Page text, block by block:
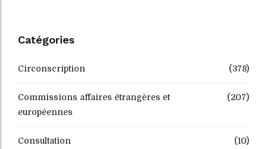
Catégories
Circonscription (378)
Commissions affaires étrangères et
européennes
(207)
Consultation (10)